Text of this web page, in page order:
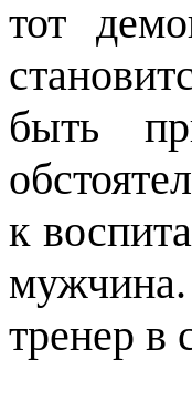
тот
быть
к
тренер в